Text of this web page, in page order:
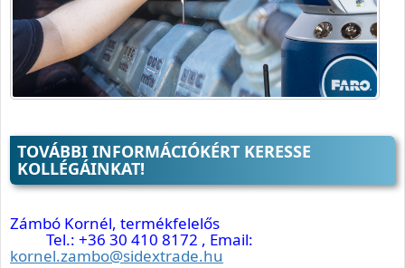
TOVÁBBI INFORMÁCIÓKÉRT KERESSE
KOLLÉGÁINKAT!
Zámbó Kornél, termékfelelős
Tel.: +36 30 410 8172 , Email:
kornel.zambo@sidextrade.hu